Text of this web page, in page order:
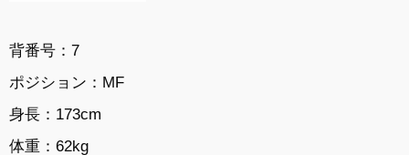
背番号：7
ポジション：MF
身長：173cm
体重：62kg